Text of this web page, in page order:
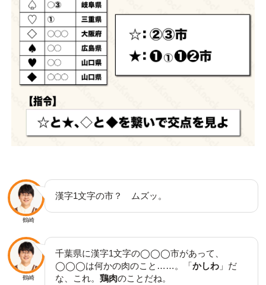
鶴崎
漢字1文字の市？ ムズッ。
鶴崎
千葉県に漢字1文字の◯◯◯市があって、
◯◯◯は何かの肉のこと……。「かしわ 」だ
な、これ。鶏肉のことだね。